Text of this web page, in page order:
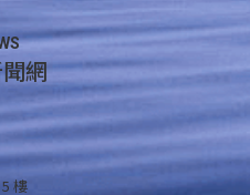
網
樓